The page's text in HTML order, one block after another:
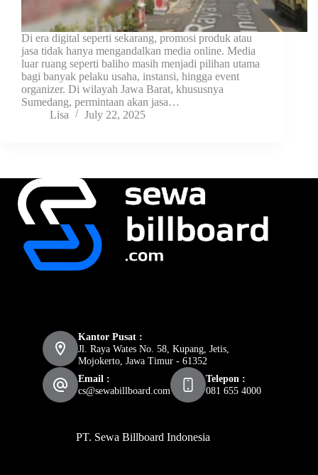
Di era digital seperti sekarang, promosi produk atau
jasa tidak hanya mengandalkan media online. Media
luar ruang seperti baliho masih menjadi pilihan utama
bagi banyak pelaku usaha, instansi, hingga event
organizer. Di wilayah Jawa Barat, khususnya
Sumedang, permintaan akan jasa…
Lisa
July 22, 2025
Kantor Pusat :
Jl. Raya Wates No. 58, Kupang, Jetis,
Mojokerto, Jawa Timur - 61352
Email :
cs@sewabillboard.com
Telepon :
081 655 4000
PT. Sewa Billboard Indonesia